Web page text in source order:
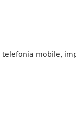
mobile,